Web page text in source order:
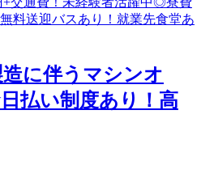
に伴うマシンオ
払い制度あり！高